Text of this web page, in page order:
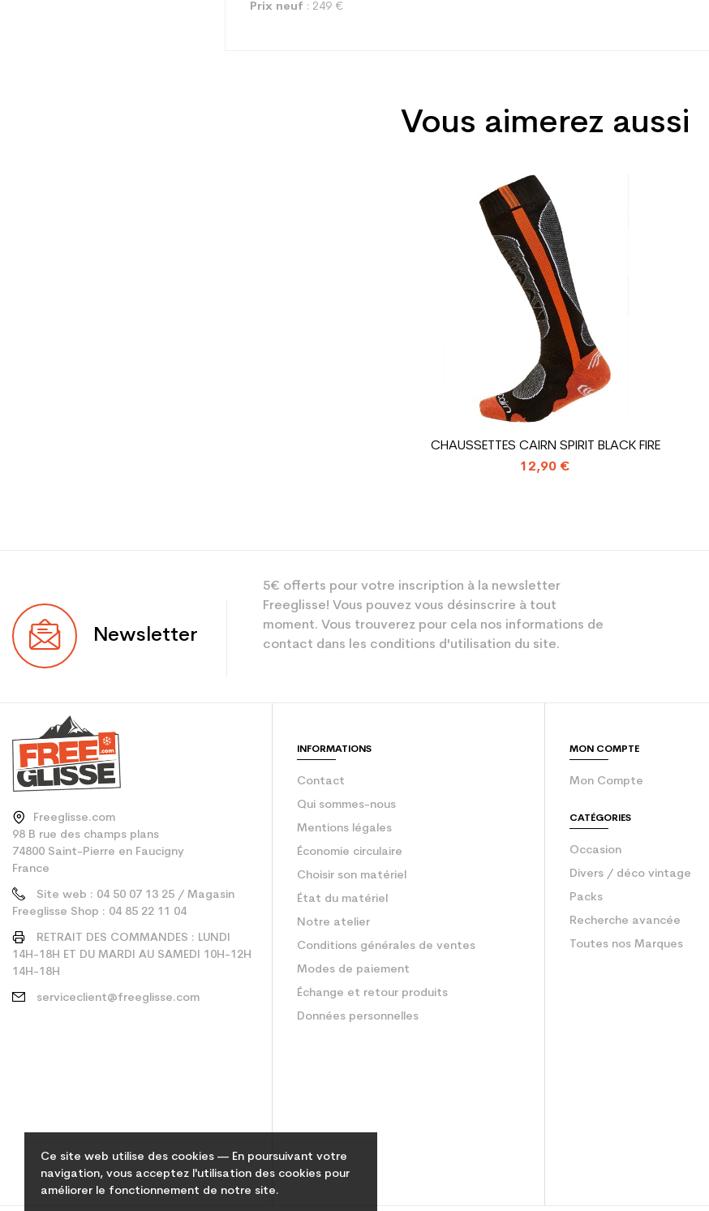
Ce site web utilise des cookies — En poursuivant votre
navigation, vous acceptez l'utilisation des cookies pour
améliorer le fonctionnement de notre site.
Prix neuf : 249 €
All mountain
En achetant d'occasion : Economie CO² (en kg)
Vous aimerez aussi
CHAUSSETTES CAIRN SPIRIT BLACK FIRE
12,90 €
Newsletter
5€ offerts pour votre inscription à la newsletter
Freeglisse! Vous pouvez vous désinscrire à tout
moment. Vous trouverez pour cela nos informations de
contact dans les conditions d'utilisation du site.
Freeglisse.com
98 B rue des champs plans
74800 Saint-Pierre en Faucigny
France
Site web : 04 50 07 13 25 / Magasin
Freeglisse Shop : 04 85 22 11 04
RETRAIT DES COMMANDES : LUNDI
14H-18H ET DU MARDI AU SAMEDI 10H-12H
14H-18H
serviceclient@freeglisse.com
INFORMATIONS
Contact
Qui sommes-nous
Mentions légales
Économie circulaire
Choisir son matériel
État du matériel
Notre atelier
Conditions générales de ventes
Modes de paiement
Échange et retour produits
Données personnelles
MON COMPTE
Mon Compte
CATÉGORIES
Occasion
Divers / déco vintage
Packs
Recherche avancée
Toutes nos Marques